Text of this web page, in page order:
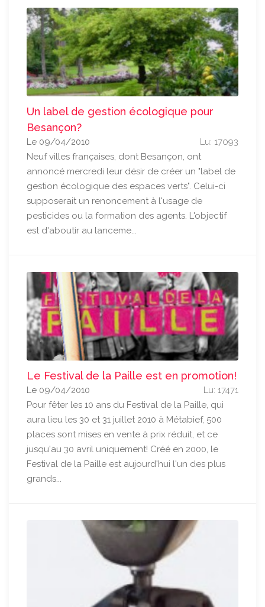
Un label de gestion écologique pour
Besançon?
Lu: 17093
Le 09/04/2010
Neuf villes françaises, dont Besançon, ont
annoncé mercredi leur désir de créer un "label de
gestion écologique des espaces verts". Celui-ci
supposerait un renoncement à l'usage de
pesticides ou la formation des agents. L'objectif
est d'aboutir au lanceme...
Le Festival de la Paille est en promotion!
Lu: 17471
Le 09/04/2010
Pour fêter les 10 ans du Festival de la Paille, qui
aura lieu les 30 et 31 juillet 2010 à Métabief, 500
places sont mises en vente à prix réduit, et ce
jusqu'au 30 avril uniquement! Créé en 2000, le
Festival de la Paille est aujourd'hui l'un des plus
grands...